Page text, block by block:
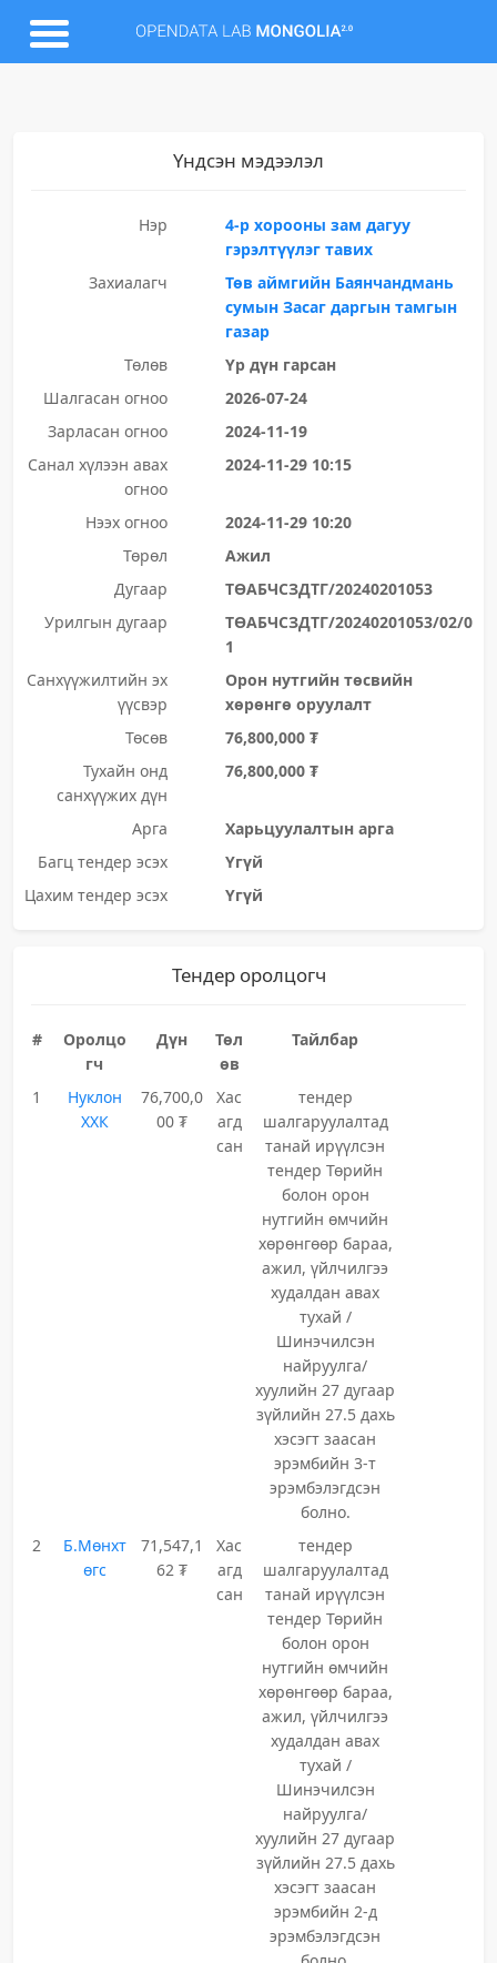
Үндсэн мэдээлэл
Нэр
4-р хорооны зам дагуу
гэрэлтүүлэг тавих
Захиалагч
Төв аймгийн Баянчандмань
сумын Засаг даргын тамгын
газар
Төлөв
Үр дүн гарсан
Шалгасан огноо
2026-07-24
Зарласан огноо
2024-11-19
Санал хүлээн авах
огноо
2024-11-29 10:15
Нээх огноо
2024-11-29 10:20
Төрөл
Ажил
Дугаар
ТӨАБЧСЗДТГ/20240201053
Урилгын дугаар
ТӨАБЧСЗДТГ/20240201053/02/0
1
Санхүүжилтийн эх
үүсвэр
Орон нутгийн төсвийн
хөрөнгө оруулалт
Төсөв
76,800,000 ₮
Тухайн онд
санхүүжих дүн
76,800,000 ₮
Арга
Харьцуулалтын арга
Багц тендер эсэх
Үгүй
Цахим тендер эсэх
Үгүй
Тендер оролцогч
#
Оролцо
гч
Дүн
Төл
өв
Тайлбар
1
Нуклон
ХХК
76,700,0
00 ₮
Хас
агд
сан
тендер
шалгаруулалтад
танай ирүүлсэн
тендер Төрийн
болон орон
нутгийн өмчийн
хөрөнгөөр бараа,
ажил, үйлчилгээ
худалдан авах
тухай /
Шинэчилсэн
найруулга/
хуулийн 27 дугаар
зүйлийн 27.5 дахь
хэсэгт заасан
эрэмбийн 3-т
эрэмбэлэгдсэн
болно.
2
Б.Мөнхт
өгс
71,547,1
62 ₮
Хас
агд
сан
тендер
шалгаруулалтад
танай ирүүлсэн
тендер Төрийн
болон орон
нутгийн өмчийн
хөрөнгөөр бараа,
ажил, үйлчилгээ
худалдан авах
тухай /
Шинэчилсэн
найруулга/
хуулийн 27 дугаар
зүйлийн 27.5 дахь
хэсэгт заасан
эрэмбийн 2-д
эрэмбэлэгдсэн